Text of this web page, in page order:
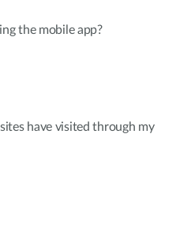
the mobile app?
have visited through my